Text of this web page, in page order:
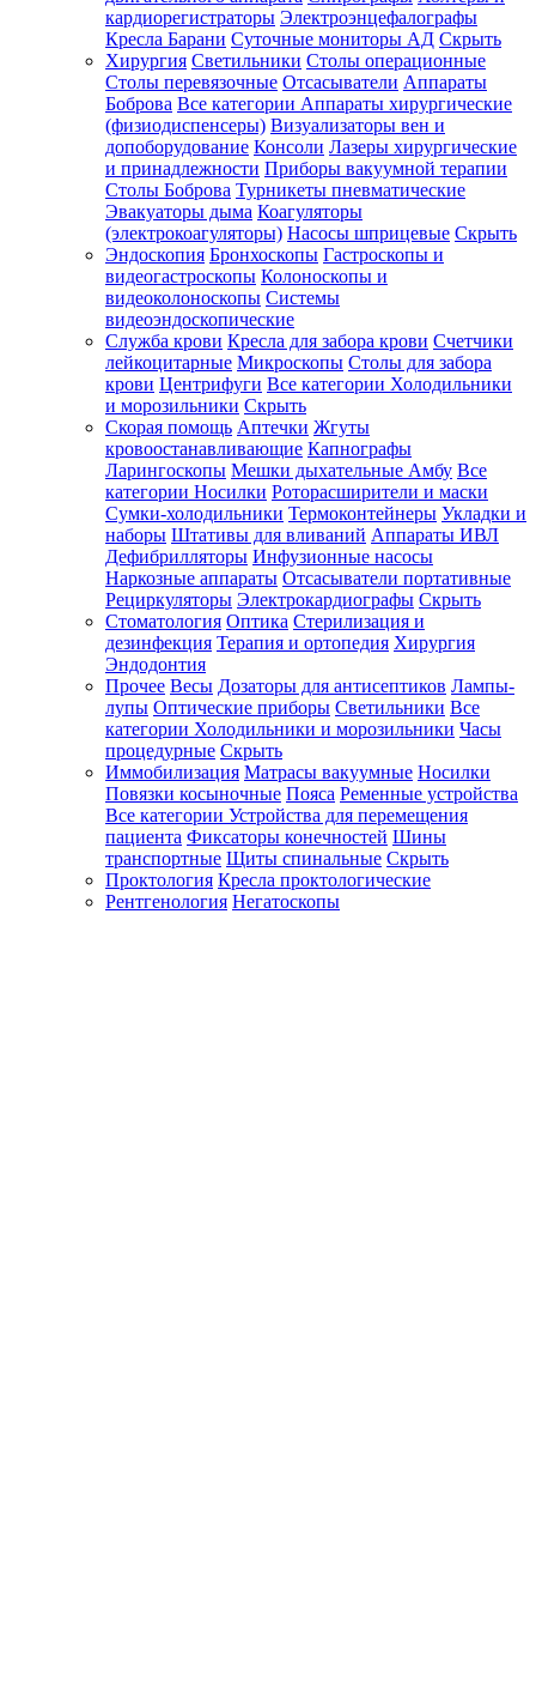
кардиорегистраторы Электроэнцефалографы
Кресла Барани Суточные мониторы АД Скрыть
Хирургия Светильники Столы операционные
Столы перевязочные Отсасыватели Аппараты
Боброва Все категории Аппараты хирургические
(физиодиспенсеры) Визуализаторы вен и
допоборудование Консоли Лазеры хирургические
и принадлежности Приборы вакуумной терапии
Столы Боброва Турникеты пневматические
Эвакуаторы дыма Коагуляторы
(электрокоагуляторы) Насосы шприцевые Скрыть
Эндоскопия Бронхоскопы Гастроскопы и
видеогастроскопы Колоноскопы и
видеоколоноскопы Системы
видеоэндоскопические
Служба крови Кресла для забора крови Счетчики
лейкоцитарные Микроскопы Столы для забора
крови Центрифуги Все категории Холодильники
и морозильники Скрыть
Скорая помощь Аптечки Жгуты
кровоостанавливающие Капнографы
Ларингоскопы Мешки дыхательные Амбу Все
категории Носилки Роторасширители и маски
Сумки-холодильники Термоконтейнеры Укладки и
наборы Штативы для вливаний Аппараты ИВЛ
Дефибрилляторы Инфузионные насосы
Наркозные аппараты Отсасыватели портативные
Рециркуляторы Электрокардиографы Скрыть
Стоматология Оптика Стерилизация и
дезинфекция Терапия и ортопедия Хирургия
Эндодонтия
Прочее Весы Дозаторы для антисептиков Лампы-
лупы Оптические приборы Светильники Все
категории Холодильники и морозильники Часы
процедурные Скрыть
Иммобилизация Матрасы вакуумные Носилки
Повязки косыночные Пояса Ременные устройства
Все категории Устройства для перемещения
пациента Фиксаторы конечностей Шины
транспортные Щиты спинальные Скрыть
Проктология Кресла проктологические
Рентгенология Негатоскопы